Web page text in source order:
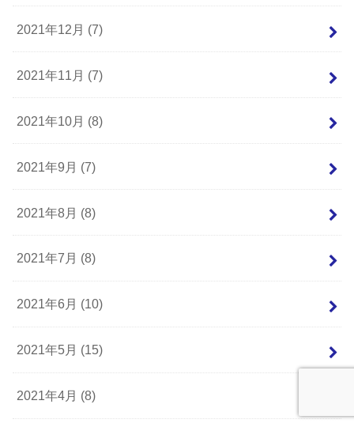
2021年12月 (7)
2021年11月 (7)
2021年10月 (8)
2021年9月 (7)
2021年8月 (8)
2021年7月 (8)
2021年6月 (10)
2021年5月 (15)
2021年4月 (8)